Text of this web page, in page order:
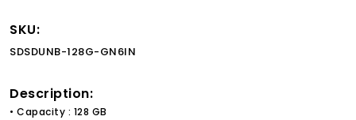
SKU:
SDSDUNB-128G-GN6IN
Description:
• Capacity : 128 GB